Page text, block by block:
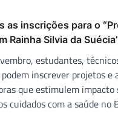
as inscrições para o
Rainha Silvia da
estudantes,
inscrever projetos e
que estimulem impacto
cuidados com a saúde no